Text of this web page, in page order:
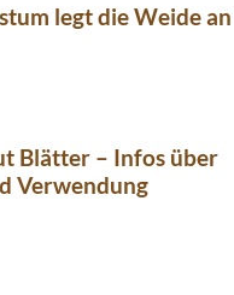
legt die Weide
Blätter – Infos über
Verwendung